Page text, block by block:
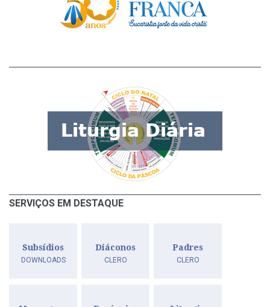
SERVIÇOS EM DESTAQUE
Subsídios
DOWNLOADS
Diáconos
CLERO
Padres
CLERO